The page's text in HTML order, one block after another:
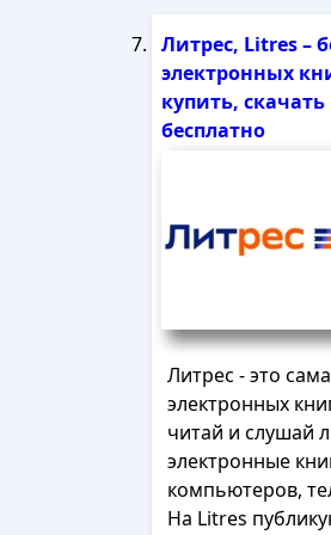
Литрес, Litres –
электронных
купить,
бесплатно
Литрес - это
электронных
читай и слушай
электронные
компьютеров,
На Litres